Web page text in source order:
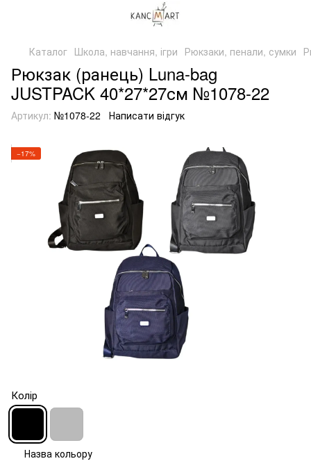
Каталог Школа, навчання, ігри Рюкзаки, пенали, сумки
Рюкзак (ранець) Luna-bag
JUSTPACK 40*27*27см №1078-22
Артикул: №1078-22 Написати відгук
−17%
Колір
Назва кольору